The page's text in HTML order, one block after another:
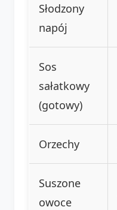
Słodzony
napój
Sos
sałatkowy
(gotowy)
Orzechy
Suszone
owoce